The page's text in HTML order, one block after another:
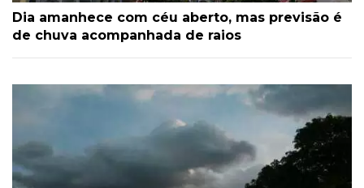
Dia amanhece com céu aberto, mas previsão é
de chuva acompanhada de raios